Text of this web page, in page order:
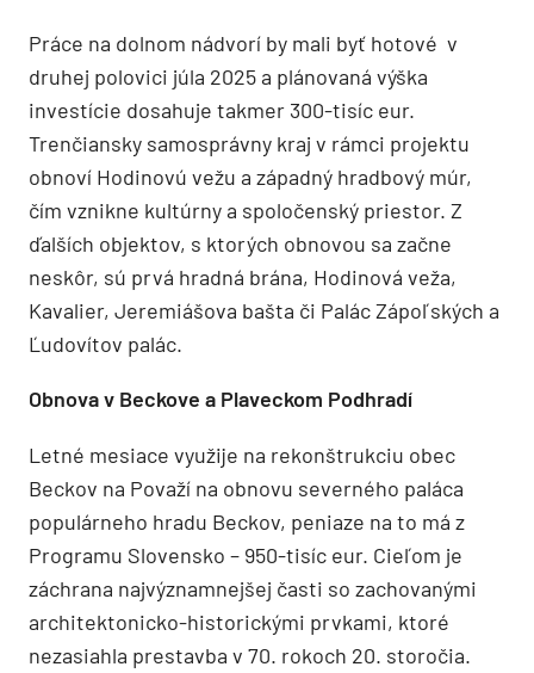
Práce na dolnom nádvorí by mali byť hotové v
druhej polovici júla 2025 a plánovaná výška
investície dosahuje takmer 300-tisíc eur.
Trenčiansky samosprávny kraj v rámci projektu
obnoví Hodinovú vežu a západný hradbový múr,
čím vznikne kultúrny a spoločenský priestor. Z
ďalších objektov, s ktorých obnovou sa začne
neskôr, sú prvá hradná brána, Hodinová veža,
Kavalier, Jeremiášova bašta či Palác Zápoľských a
Ľudovítov palác.
Obnova v Beckove a Plaveckom Podhradí
Letné mesiace využije na rekonštrukciu obec
Beckov na Považí na obnovu severného paláca
populárneho hradu Beckov, peniaze na to má z
Programu Slovensko – 950-tisíc eur. Cieľom je
záchrana najvýznamnejšej časti so zachovanými
architektonicko-historickými prvkami, ktoré
nezasiahla prestavba v 70. rokoch 20. storočia.